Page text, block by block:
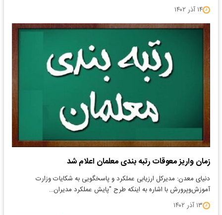
۱۴ آذر ۱۴۰۲
زمان واریز معوقات رتبه بندی معلمان اعلام شد
دنیای معدن: مدیرکل ارزیابی عملکرد و پاسخگویی به شکایات وزارت
آموزش‌وپرورش با اشاره به اینکه طرح "پایش عملکرد مدیران…
۱۳ آذر ۱۴۰۲